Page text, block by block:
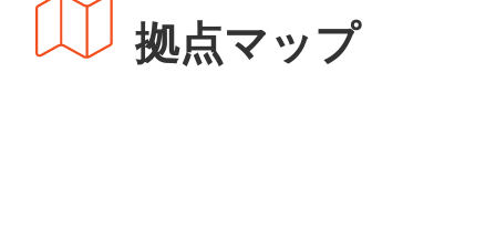
拠点マップ